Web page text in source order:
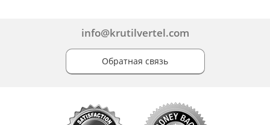
info@krutilvertel.com
Обратная связь